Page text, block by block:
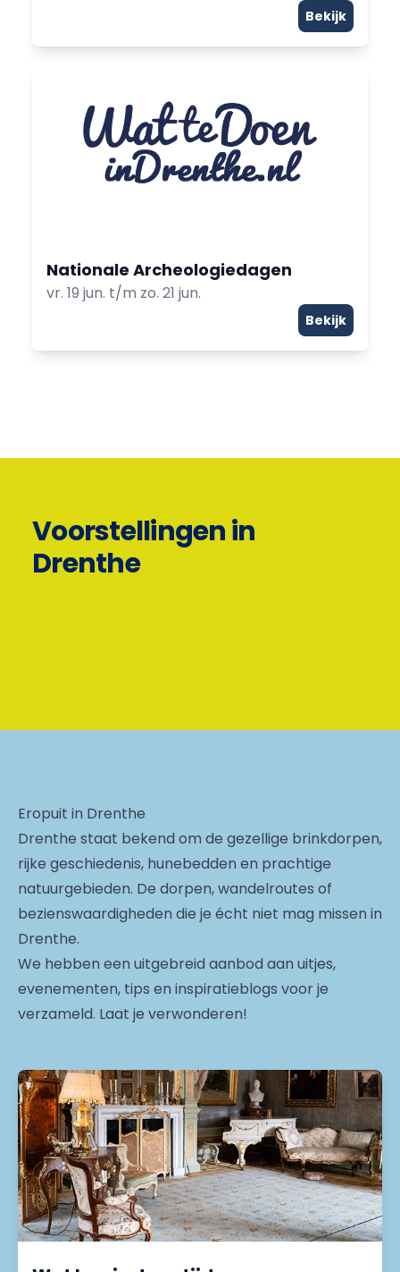
Bekijk
Nationale Archeologiedagen
vr. 19 jun. t/m zo. 21 jun.
Bekijk
Voorstellingen in
Drenthe
Eropuit in Drenthe
Drenthe staat bekend om de gezellige brinkdorpen,
rijke geschiedenis, hunebedden en prachtige
natuurgebieden. De dorpen, wandelroutes of
bezienswaardigheden die je écht niet mag missen in
Drenthe.
We hebben een uitgebreid aanbod aan uitjes,
evenementen, tips en inspiratieblogs voor je
verzameld. Laat je verwonderen!